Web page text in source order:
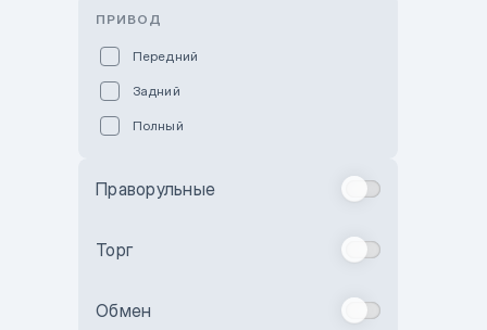
Бежевый
ПРИВОД
Передний
Задний
Полный
Праворульные
Торг
Обмен